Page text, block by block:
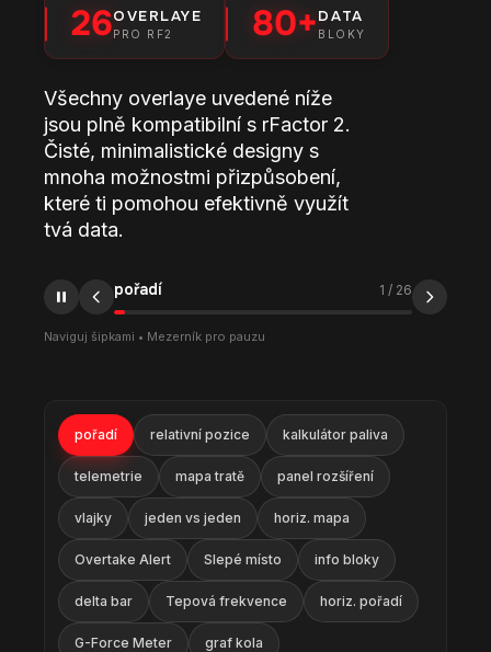
26OVERLAYE
PRO RF2 80+DATA
BLOKY
Všechny overlaye uvedené níže
jsou plně kompatibilní s rFactor 2.
Čisté, minimalistické designy s
mnoha možnostmi přizpůsobení,
které ti pomohou efektivně využít
tvá data.
relativní pozice 2 / 26
Naviguj šipkami • Mezerník pro pauzu
pořadí relativní pozice kalkulátor paliva
telemetrie mapa tratě panel rozšíření
vlajky jeden vs jeden horiz. mapa
Overtake Alert Slepé místo info bloky
delta bar Tepová frekvence horiz. pořadí
G-Force Meter graf kola